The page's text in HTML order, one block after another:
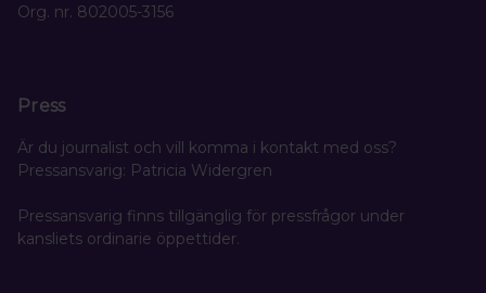
Org. nr. 802005-3156
Press
Är du journalist och vill komma i kontakt med oss?
Pressansvarig: Patricia Widergren
Pressansvarig finns tillgänglig för pressfrågor under
kansliets ordinarie öppettider.